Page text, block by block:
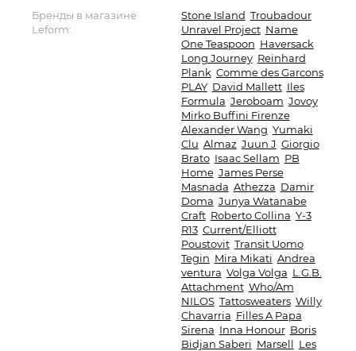
Бренды в магазине
Leform:
Stone Island Troubadour
Unravel Project Name
One Teaspoon Haversack
Long Journey Reinhard
Plank Comme des Garcons
PLAY David Mallett Iles
Formula Jeroboam Jovoy
Mirko Buffini Firenze
Alexander Wang Yumaki
Clu Almaz Juun J Giorgio
Brato Isaac Sellam PB
Home James Perse
Masnada Athezza Damir
Doma Junya Watanabe
Craft Roberto Collina Y-3
R13 Current/Elliott
Poustovit Transit Uomo
Tegin Mira Mikati Andrea
ventura Volga Volga L.G.B.
Attachment Who/Am
NILOS Tattosweaters Willy
Chavarria Filles A Papa
Sirena Inna Honour Boris
Bidjan Saberi Marsell Les